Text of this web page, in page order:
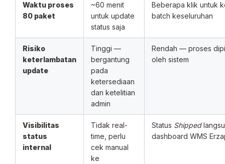
Waktu proses
80 paket
~60 menit
untuk update
status saja
Beberapa klik untuk
batch keseluruhan
Risiko
keterlambatan
update
Tinggi —
bergantung
pada
ketersediaan
dan ketelitian
admin
Rendah — proses
oleh sistem
Visibilitas
status
internal
Tidak real-
time, perlu
cek manual
ke
Status Shipped
dashboard WMS